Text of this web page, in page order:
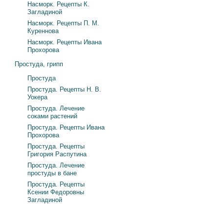
Насморк. Рецепты К.
Загладиной
Насморк. Рецепты П. М.
Куреннова
Насморк. Рецепты Ивана
Прохорова
Простуда, грипп
Простуда
Простуда. Рецепты Н. В.
Уокера
Простуда. Лечение
соками растений
Простуда. Рецепты Ивана
Прохорова
Простуда. Рецепты
Григория Распутина
Простуда. Лечение
простуды в бане
Простуда. Рецепты
Ксении Федоровны
Загладиной